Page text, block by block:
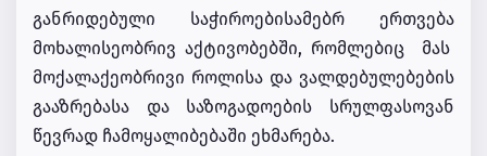
განრიდებული საჭიროებისამებრ ერთვება
მოხალისეობრივ აქტივობებში, რომლებიც მას
მოქალაქეობრივი როლისა და ვალდებულებების
გააზრებასა და საზოგადოების სრულფასოვან
წევრად ჩამოყალიბებაში ეხმარება.